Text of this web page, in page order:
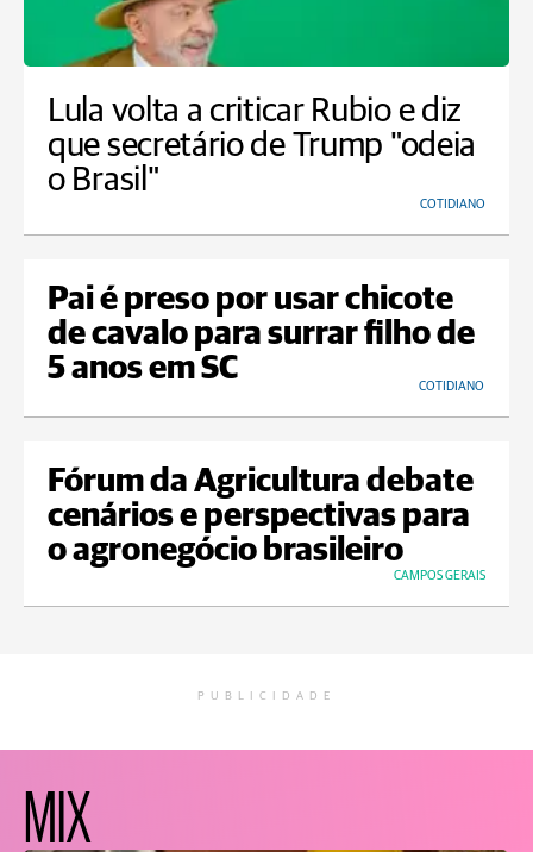
Lula volta a criticar Rubio e diz
que secretário de Trump "odeia
o Brasil"
COTIDIANO
Pai é preso por usar chicote
de cavalo para surrar filho de
5 anos em SC
COTIDIANO
Fórum da Agricultura debate
cenários e perspectivas para
o agronegócio brasileiro
CAMPOS GERAIS
PUBLICIDADE
MIX